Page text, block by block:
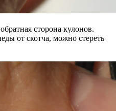
сторона кулонов.
от скотча, можно стереть